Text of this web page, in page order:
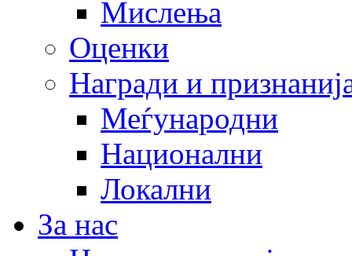
Мислења
Оценки
Награди и
Меѓународни
Национални
Локални
За нас